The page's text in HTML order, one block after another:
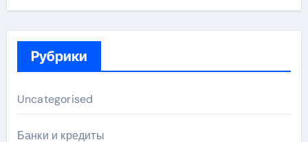
Рубрики
Uncategorised
Банки и кредиты